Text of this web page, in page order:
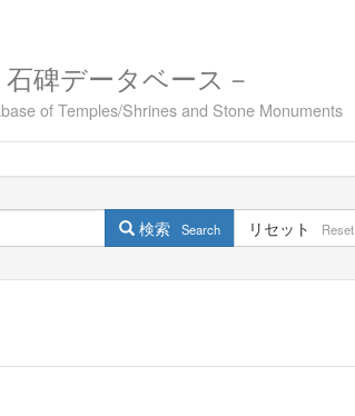
碑データベース－
of Temples/Shrines and Stone Monuments
検索 Search リセット Reset